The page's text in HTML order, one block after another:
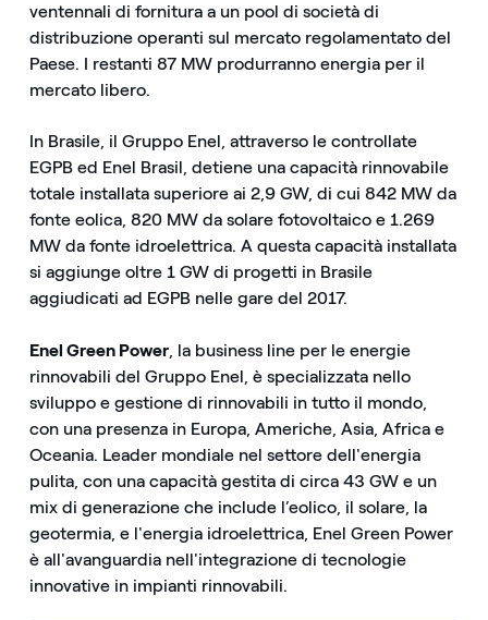
ventennali di fornitura a un pool di società di
distribuzione operanti sul mercato regolamentato del
Paese. I restanti 87 MW produrranno energia per il
mercato libero.
In Brasile, il Gruppo Enel, attraverso le controllate
EGPB ed Enel Brasil, detiene una capacità rinnovabile
totale installata superiore ai 2,9 GW, di cui 842 MW da
fonte eolica, 820 MW da solare fotovoltaico e 1.269
MW da fonte idroelettrica. A questa capacità installata
si aggiunge oltre 1 GW di progetti in Brasile
aggiudicati ad EGPB nelle gare del 2017.
Enel Green Power, la business line per le energie
rinnovabili del Gruppo Enel, è specializzata nello
sviluppo e gestione di rinnovabili in tutto il mondo,
con una presenza in Europa, Americhe, Asia, Africa e
Oceania. Leader mondiale nel settore dell'energia
pulita, con una capacità gestita di circa 43 GW e un
mix di generazione che include l’eolico, il solare, la
geotermia, e l'energia idroelettrica, Enel Green Power
è all'avanguardia nell'integrazione di tecnologie
innovative in impianti rinnovabili.